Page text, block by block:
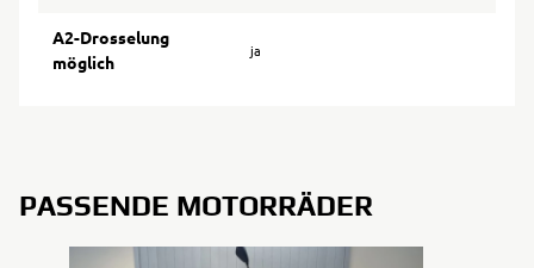
A2-Drosselung
möglich
ja
PASSENDE MOTORRÄDER